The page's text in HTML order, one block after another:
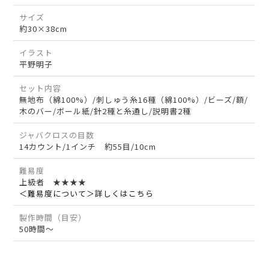
サイズ
約30×38cm
イラスト
平野明子
セット内容
無地布（綿100%）/刺しゅう糸16種（綿100%）/ビーズ/額/
木のバー/ボール紙/針2種と糸通し/説明書2種
ジャバクロスの目数
14カウント/1インチ 約55目/10cm
難易度
上級者 ★★★★
＜難易度について＞詳しくはこちら
製作時間（目安）
50時間～